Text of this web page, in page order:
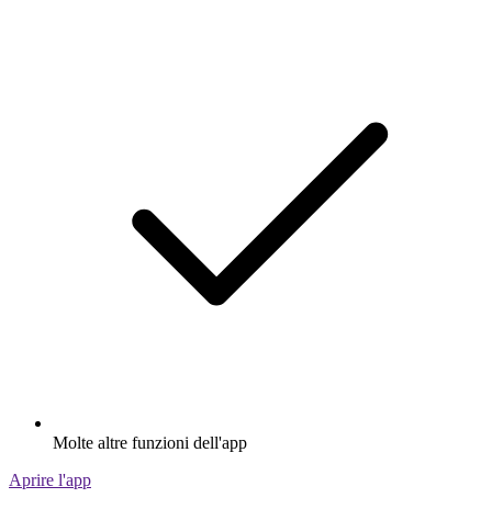
Molte altre funzioni dell'app
Aprire l'app